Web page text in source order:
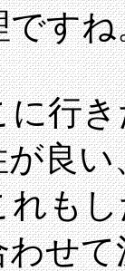
ですね
行
良
も
せ